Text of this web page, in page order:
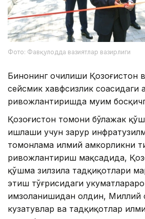
Фото: Фавқулодда вазиятлар вазирлиги
Бинонинг очилиши Қозоғистон
сейсмик хавфсизлик соҳасидаги
ривожлантиришда муҳим
Қозоғистон томони бўлажак
ишлаши учун зарур
томонлама илмий ҳамкорликни
ривожлантириш мақсадида,
қўшма зилзила тадқиқотлари
этиш тўғрисидаги
имзоланишидан олдин, Миллий
кузатувлар ва тадқиқотлар